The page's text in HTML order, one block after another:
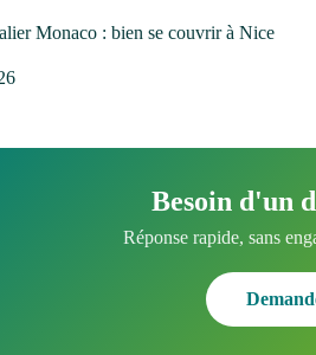
Monaco : bien se couvrir à Nice
Besoin d'un
Réponse rapide, sans